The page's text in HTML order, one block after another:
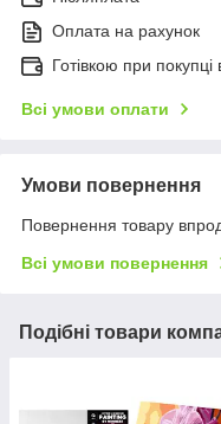
Оплата на рахунок
Готівкою при покупці
Всі умови оплати
Умови повернення
Повернення товару
Всі умови повернення
Подібні товари